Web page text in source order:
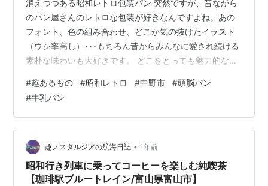
消えつつある昭和レトロ包装パン 突然ですが、昔ながら
のパン屋さんのレトロな包装が好きなんですよね。あの
フォント、色の組み合わせ、どこか気の抜けたイラスト
（ウシ率高し）･･･もちろん昔からみんなに愛され続ける
素朴な味わいも大好きです。 どこをとっても魅力的な昭
いんですよね･･･。原材料の高騰や後継者不足などの厳し
い状況の昨今、惜しまれつつ閉店するお店はやはり多い
ようです。 そんな中、今回は幸運にも長野県中野市で２
店舗も出会えました！ バターパンが人気/高原堂 ずっし
り食べ応えのある頭脳パン/中村屋パン店 食べ終わった後
の包装、どうする問題 バター…
#趣あるもの #昭和レトロ #中野市 #頭脳パン
#牛乳パン
趣ノスタルジアの航海日誌 • 1年前
昭和行き列車に乗ってコーヒーを楽しむ純喫茶
【珈琲駅ブルートレイン/富山県富山市】